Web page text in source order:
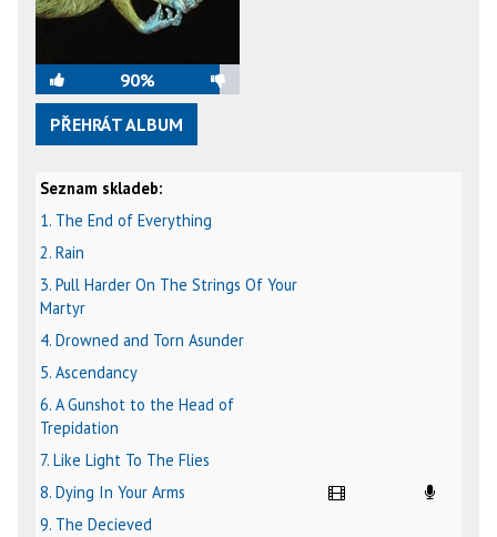
90%
PŘEHRÁT ALBUM
Seznam skladeb:
1. The End of Everything
2. Rain
3. Pull Harder On The Strings Of Your
Martyr
4. Drowned and Torn Asunder
5. Ascendancy
6. A Gunshot to the Head of
Trepidation
7. Like Light To The Flies
8. Dying In Your Arms
9. The Decieved